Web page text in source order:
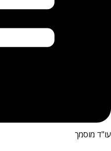
עו"ד מוסמך